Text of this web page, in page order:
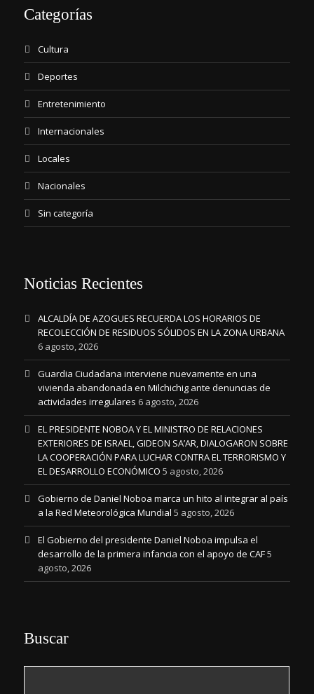
Categorías
Cultura
Deportes
Entretenimiento
Internacionales
Locales
Nacionales
Sin categoría
Noticias Recientes
ALCALDÍA DE AZOGUES RECUERDA LOS HORARIOS DE
RECOLECCIÓN DE RESIDUOS SÓLIDOS EN LA ZONA URBANA
6 agosto, 2026
Guardia Ciudadana interviene nuevamente en una
vivienda abandonada en Milchichig ante denuncias de
actividades irregulares 6 agosto, 2026
EL PRESIDENTE NOBOA Y EL MINISTRO DE RELACIONES
EXTERIORES DE ISRAEL, GIDEON SA’AR, DIALOGARON SOBRE
LA COOPERACIÓN PARA LUCHAR CONTRA EL TERRORISMO Y
EL DESARROLLO ECONÓMICO 5 agosto, 2026
Gobierno de Daniel Noboa marca un hito al integrar al país
a la Red Meteorológica Mundial 5 agosto, 2026
El Gobierno del presidente Daniel Noboa impulsa el
desarrollo de la primera infancia con el apoyo de CAF5
agosto, 2026
Buscar